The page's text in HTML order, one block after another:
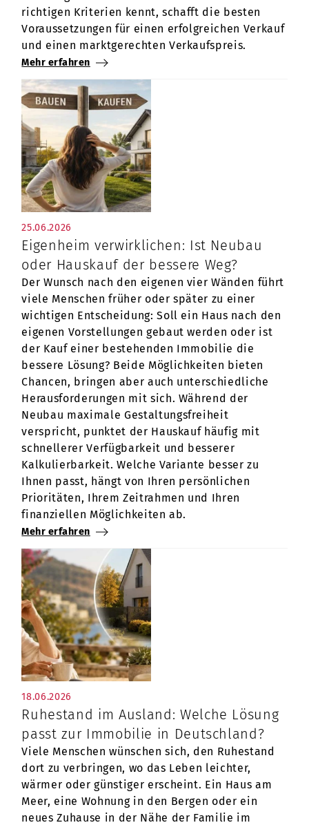
richtigen Kriterien kennt, schafft die besten
Voraussetzungen für einen erfolgreichen Verkauf
und einen marktgerechten Verkaufspreis.
Mehr erfahren
25.06.2026
Eigenheim verwirklichen: Ist Neubau
oder Hauskauf der bessere Weg?
Der Wunsch nach den eigenen vier Wänden führt
viele Menschen früher oder später zu einer
wichtigen Entscheidung: Soll ein Haus nach den
eigenen Vorstellungen gebaut werden oder ist
der Kauf einer bestehenden Immobilie die
bessere Lösung? Beide Möglichkeiten bieten
Chancen, bringen aber auch unterschiedliche
Herausforderungen mit sich. Während der
Neubau maximale Gestaltungsfreiheit
verspricht, punktet der Hauskauf häufig mit
schnellerer Verfügbarkeit und besserer
Kalkulierbarkeit. Welche Variante besser zu
Ihnen passt, hängt von Ihren persönlichen
Prioritäten, Ihrem Zeitrahmen und Ihren
finanziellen Möglichkeiten ab.
Mehr erfahren
18.06.2026
Ruhestand im Ausland: Welche Lösung
passt zur Immobilie in Deutschland?
Viele Menschen wünschen sich, den Ruhestand
dort zu verbringen, wo das Leben leichter,
wärmer oder günstiger erscheint. Ein Haus am
Meer, eine Wohnung in den Bergen oder ein
neues Zuhause in der Nähe der Familie im